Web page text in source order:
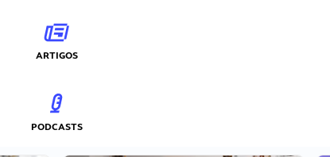
ARTIGOS
PODCASTS